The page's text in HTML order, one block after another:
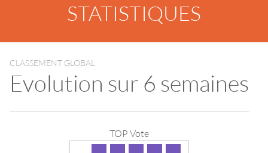
STATISTIQUES
CLASSEMENT GLOBAL
Evolution sur 6 semaines
TOP Vote